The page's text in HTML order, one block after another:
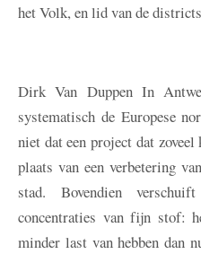
het Volk, en lid van de
Dirk Van DuppenIn
systematisch de Europese
niet dat een project dat
plaats van een verbetering
stad. Bovendien
concentraties van fijn stof:
minder last van hebben dan